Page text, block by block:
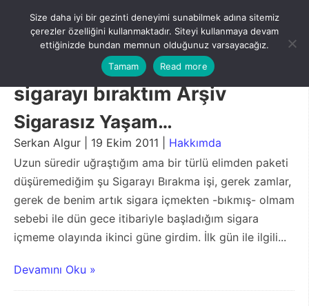
content
Menu
sigarayı bıraktım Arşiv
Sigarasız Yaşam…
Serkan Algur | 19 Ekim 2011 | Hakkımda
Uzun süredir uğraştığım ama bir türlü elimden paketi
düşüremediğim şu Sigarayı Bırakma işi, gerek zamlar,
gerek de benim artık sigara içmekten -bıkmış- olmam
sebebi ile dün gece itibariyle başladığım sigara
içmeme olayında ikinci güne girdim. İlk gün ile ilgili...
Devamını Oku »
Size daha iyi bir gezinti deneyimi sunabilmek adına sitemiz
çerezler özelliğini kullanmaktadır. Siteyi kullanmaya devam
ettiğinizde bundan memnun olduğunuz varsayacağız.
Tamam
Read more